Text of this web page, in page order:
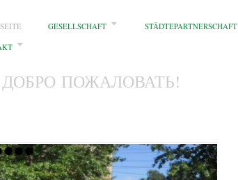
GESELLSCHAFT STÄDTEPARTNERSCHAFT
ДОБРО ПОЖАЛОВАТЬ!